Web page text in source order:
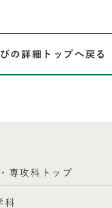
の詳細トップへ戻る
専攻科トップ
科